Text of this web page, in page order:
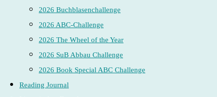
2026 Buchblasenchallenge
2026 ABC-Challenge
2026 The Wheel of the Year
2026 SuB Abbau Challenge
2026 Book Special ABC Challenge
Reading Journal